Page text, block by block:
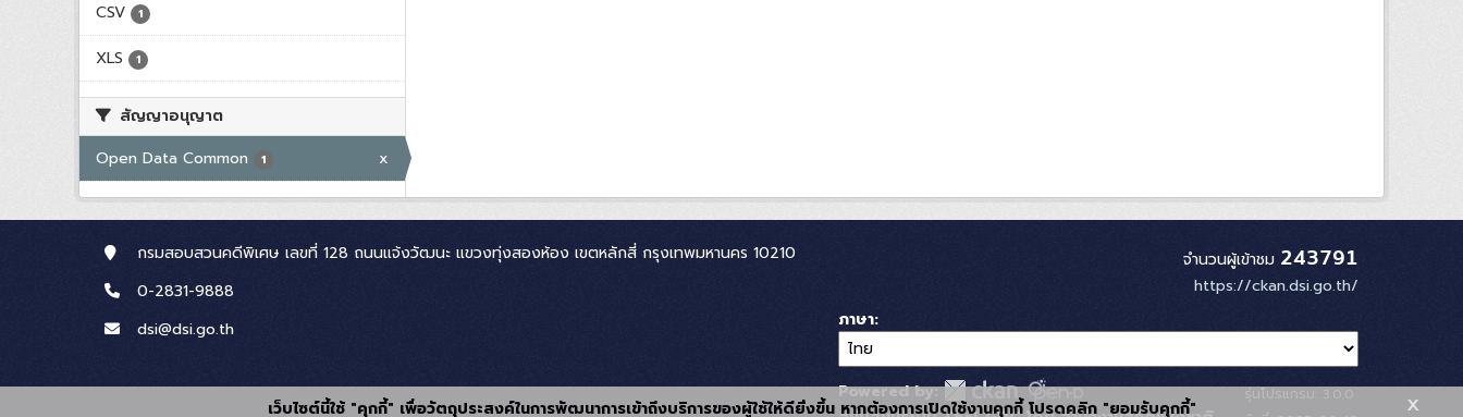
CSV
1
XLS 1
สัญญาอนุญาต
Open Data Common
1 x
กรมสอบสวนคดีพิเศษ เลขที่ 128 ถนนแจ้งวัฒนะ แขวงทุ่งสองห้อง เขตหลักสี่ กรุงเทพมหานคร 10210
0-2831-9888
dsi@dsi.go.th
จำนวนผู้เข้าชม 243791
https://ckan.dsi.go.th/
ภาษา
Powered by:
เว็บไซต์นี้ใช้ "คุกกี้" เพื่อวัตถุประสงค์ในการพัฒนาการเข้าถึงบริการของผู้ใช้ให้ดียิ่งขึ้น หากต้องการเปิดใช้งานคุกกี้ โปรดคลิก "ยอมรับคุกกี้" x